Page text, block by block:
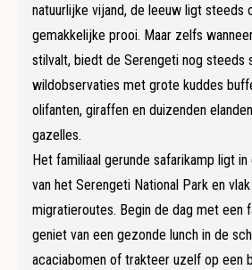
natuurlijke vijand, de leeuw ligt steeds
gemakkelijke prooi. Maar zelfs
stilvalt, biedt de Serengeti nog steeds
wildobservaties met grote kuddes
olifanten, giraffen en duizenden
gazelles.
Het familiaal gerunde safarikamp ligt
van het Serengeti National Park en
migratieroutes. Begin de dag met een
geniet van een gezonde lunch in de
acaciabomen of trakteer uzelf op een